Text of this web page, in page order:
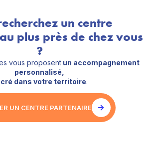
un centre
plus près de chez vous
?
vous proposentun accompagnement
personnalisé,
dans votre territoire.
UN CENTRE PARTENAIRE